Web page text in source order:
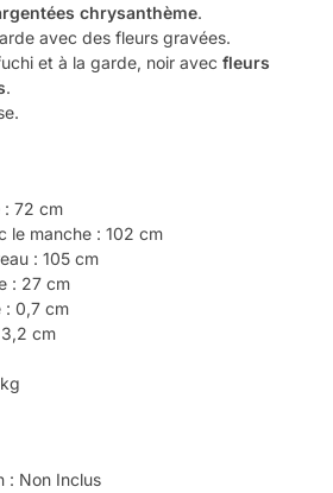
chrysanthème.
avec des fleurs gravées.
et à la garde, noir avec fleurs
.
: 72 cm
le manche : 102 cm
: 105 cm
: 27 cm
: 0,7 cm
cm
: Non Inclus